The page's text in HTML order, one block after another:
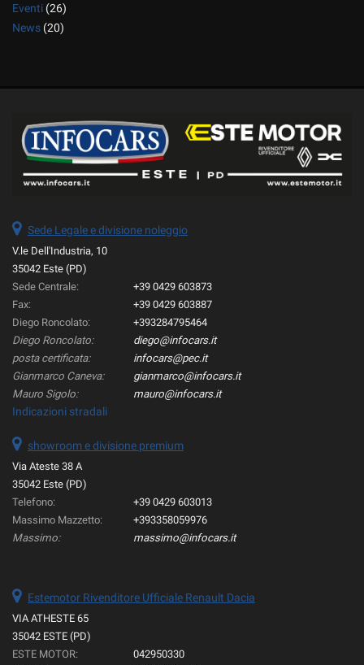
Eventi (26)
News (20)
Sede Legale e divisione noleggio
V.le Dell'Industria, 10
35042 Este (PD)
Sede Centrale:
+39 0429 603873
Fax:
+39 0429 603887
Diego Roncolato:
+393284795464
Diego Roncolato:
diego@infocars.it
posta certificata:
infocars@pec.it
Gianmarco Caneva:
gianmarco@infocars.it
Mauro Sigolo:
mauro@infocars.it
Indicazioni stradali
showroom e divisione premium
Via Ateste 38 A
35042 Este (PD)
Telefono:
+39 0429 603013
Massimo Mazzetto:
+393358059976
Massimo:
massimo@infocars.it
Estemotor Rivenditore Ufficiale Renault Dacia
VIA ATHESTE 65
35042 ESTE (PD)
ESTE MOTOR:
042950330